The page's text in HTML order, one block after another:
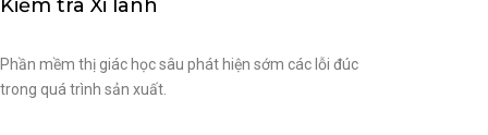
Kiểm tra Xi lanh
Phần mềm thị giác học sâu phát hiện sớm các lỗi đúc
trong quá trình sản xuất.